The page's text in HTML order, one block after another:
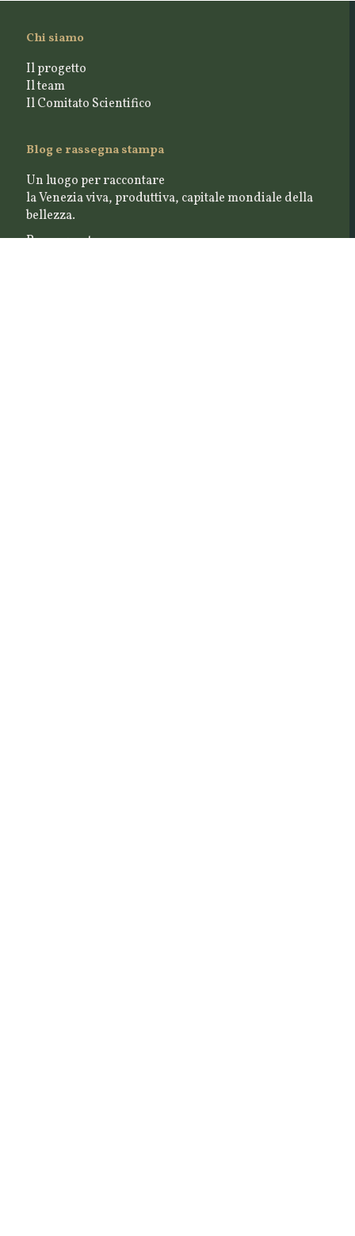
Chi siamo
Il progetto
Il team
Il Comitato Scientifico
Blog e rassegna stampa
Un luogo per raccontare
la Venezia viva, produttiva, capitale mondiale della
bellezza.
Rassegna stampa